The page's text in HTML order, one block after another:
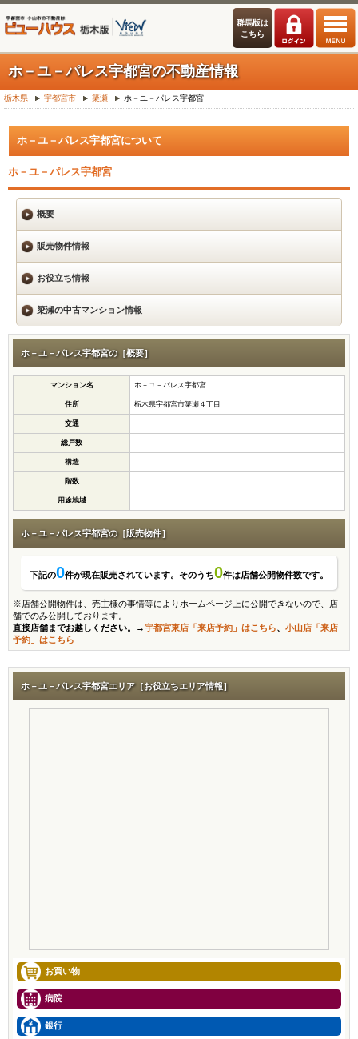
群馬版は
こちら
ホ－ユ－パレス宇都宮の不動産情報
栃木県 宇都宮市 簗瀬 ホ－ユ－パレス宇都宮
ホ－ユ－パレス宇都宮について
ホ－ユ－パレス宇都宮
概要
販売物件情報
お役立ち情報
簗瀬の中古マンション情報
ホ－ユ－パレス宇都宮の［概要］
マンション名 ホ－ユ－パレス宇都宮
住所 栃木県宇都宮市簗瀬４丁目
交通
総戸数
構造
階数
用途地域
ホ－ユ－パレス宇都宮の［販売物件］
下記の0件が現在販売されています。そのうち0件は店舗公開物件数です。
※店舗公開物件は、売主様の事情等によりホームページ上に公開できないので、店
舗でのみ公開しております。
直接店舗までお越しください。→宇都宮東店「来店予約」はこちら、 小山店「来店
予約」はこちら
ホ－ユ－パレス宇都宮エリア［お役立ちエリア情報］
お買い物
病院
銀行